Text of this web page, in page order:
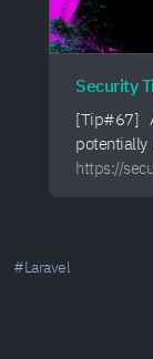
Security
[Tip#67]
(XSS)
https://
#Laravel